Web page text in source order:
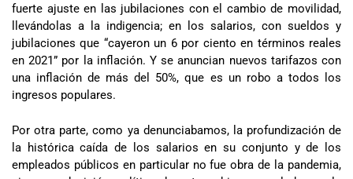
fuerte ajuste en las jubilaciones con el cambio de movilidad,
llevándolas a la indigencia; en los salarios, con sueldos y
jubilaciones que “cayeron un 6 por ciento en términos reales
en 2021” por la inflación. Y se anuncian nuevos tarifazos con
una inflación de más del 50%, que es un robo a todos los
ingresos populares.
Por otra parte, como ya denunciabamos, la profundización de
la histórica caída de los salarios en su conjunto y de los
empleados públicos en particular no fue obra de la pandemia,